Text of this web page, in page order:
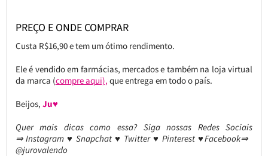
PREÇO E ONDE COMPRAR
Custa R$16,90 e tem um ótimo rendimento.
Ele é vendido em farmácias, mercados e também na loja virtual
da marca (compre aqui), que entrega em todo o país.
Beijos, Ju♥
Quer mais dicas como essa? Siga nossas Redes Sociais
⇒ Instagram ♥ Snapchat ♥ Twitter ♥ Pinterest ♥Facebook⇒
@jurovalendo